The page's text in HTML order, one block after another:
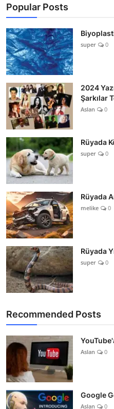
Popular Posts
super 0
2024
Şarkılar
Aslan 0
Rüyada
super 0
Rüyada
melike 0
Rüyada
super 0
Recommended Posts
Aslan 0
Google
Aslan 0